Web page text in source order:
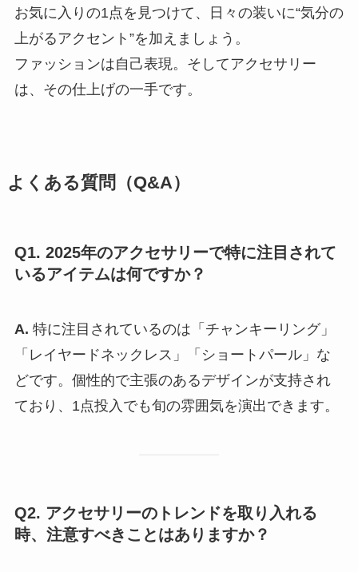
お気に入りの1点を見つけて、日々の装いに“気分の
上がるアクセント”を加えましょう。
ファッションは自己表現。そしてアクセサリー
は、その仕上げの一手です。
よくある質問（Q&A）
Q1. 2025年のアクセサリーで特に注目されて
いるアイテムは何ですか？
A. 特に注目されているのは「チャンキーリング」
「レイヤードネックレス」「ショートパール」な
どです。個性的で主張のあるデザインが支持され
ており、1点投入でも旬の雰囲気を演出できます。
Q2. アクセサリーのトレンドを取り入れる
時、注意すべきことはありますか？